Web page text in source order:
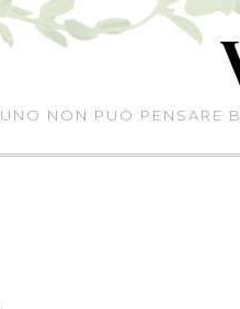
UNO NON PUÒ PENSARE